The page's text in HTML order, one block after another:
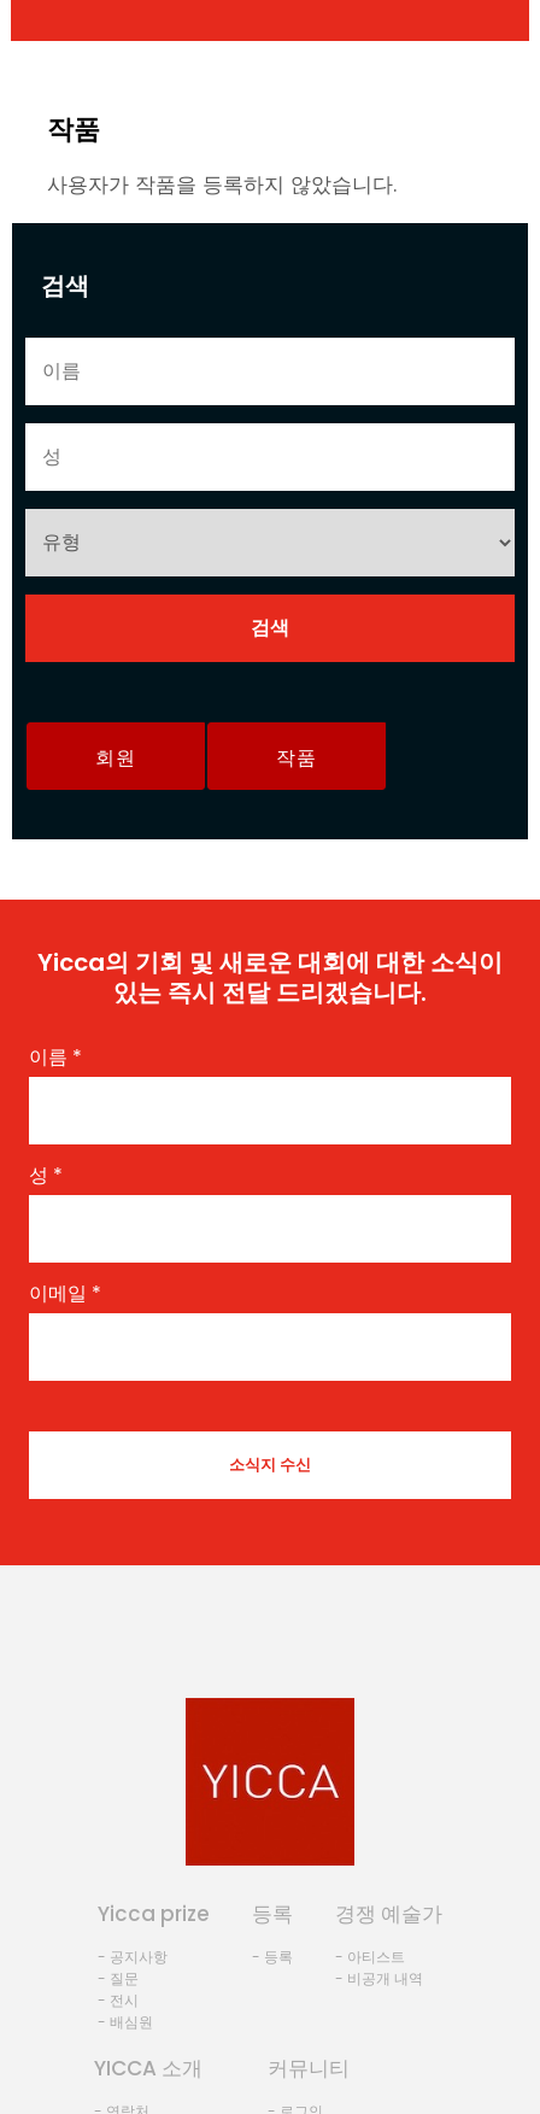
검색
회원 작품
작품
사용자가 작품을 등록하지 않았습니다.
Yicca의 기회 및 새로운 대회에 대한 소식이
있는 즉시 전달 드리겠습니다.
이름 *
성 *
이메일 *
Yicca prize
- 공지사항
- 질문
- 전시
- 배심원
등록
- 등록
경쟁 예술가
- 아티스트
- 비공개 내역
YICCA 소개 커뮤니티